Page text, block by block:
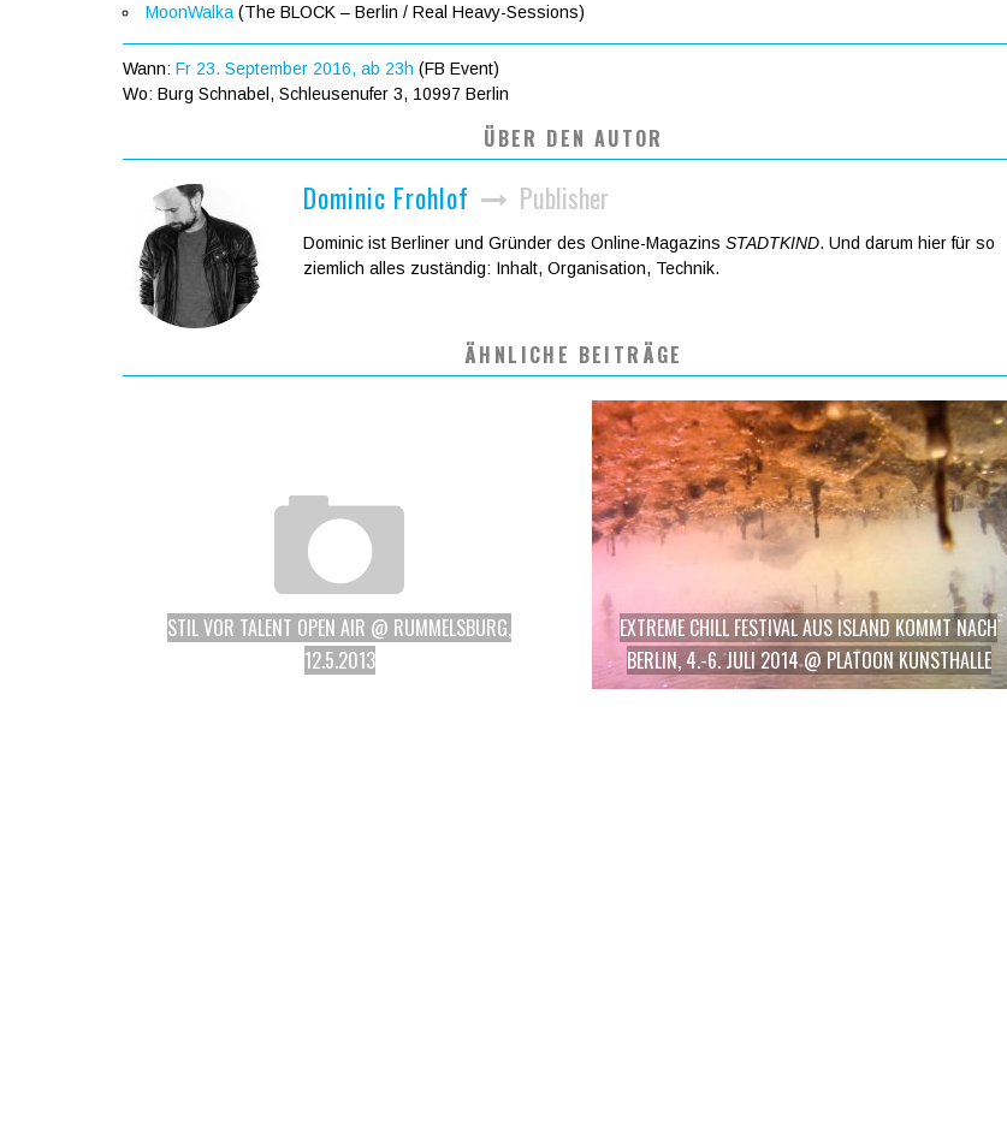
MoonWalka (The BLOCK – Berlin / Real Heavy-Sessions)
Wann: Fr 23. September 2016, ab 23h (FB Event)
Wo: Burg Schnabel, Schleusenufer 3, 10997 Berlin
ÜBER DEN AUTOR
Dominic Frohlof Publisher
Dominic ist Berliner und Gründer des Online-Magazins STADTKIND. Und darum hier für so
ziemlich alles zuständig: Inhalt, Organisation, Technik.
ÄHNLICHE BEITRÄGE
STIL VOR TALENT OPEN AIR @ RUMMELSBURG,
12.5.2013
EXTREME CHILL FESTIVAL AUS ISLAND KOMMT NACH
BERLIN, 4.-6. JULI 2014 @ PLATOON KUNSTHALLE